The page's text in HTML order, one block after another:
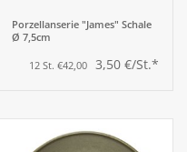
Porzellanserie "James" Schale
Ø 7,5cm
12 St. €42,00 3,50 €/St.*